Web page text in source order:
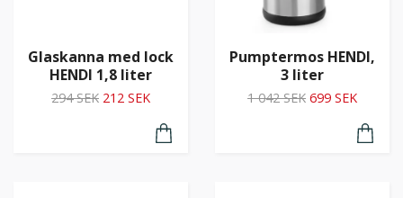
Glaskanna med lock
HENDI 1,8 liter
294 SEK 212 SEK
Pumptermos HENDI,
3 liter
1 042 SEK 699 SEK